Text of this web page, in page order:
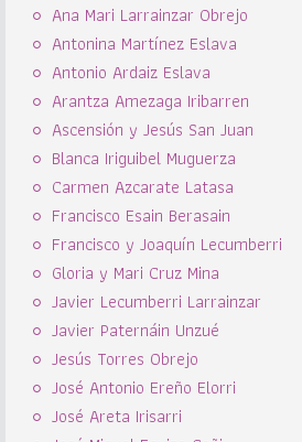
Ana Mari Larrainzar Obrejo
Antonina Martínez Eslava
Antonio Ardaiz Eslava
Arantza Amezaga Iribarren
Ascensión y Jesús San Juan
Blanca Iriguibel Muguerza
Carmen Azcarate Latasa
Francisco Esain Berasain
Francisco y Joaquín Lecumberri
Gloria y Mari Cruz Mina
Javier Lecumberri Larrainzar
Javier Paternáin Unzué
Jesús Torres Obrejo
José Antonio Ereño Elorri
José Areta Irisarri